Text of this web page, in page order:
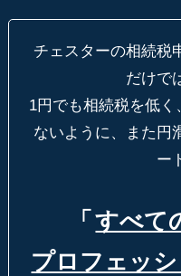
チェスターの相続税
だけで
1円でも相続税を低
ないように、
また円
ー
「 すべて
プロフェッ